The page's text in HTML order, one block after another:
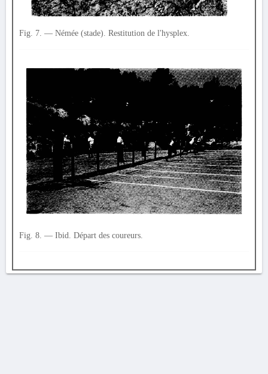
Fig. 7. — Némée (stade). Restitution de l'hysplex.
Fig. 8. — Ibid. Départ des coureurs.